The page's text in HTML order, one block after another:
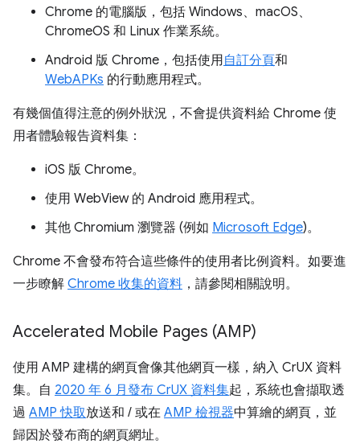
Chrome 的電腦版，包括 Windows、macOS、
ChromeOS 和 Linux 作業系統。
Android 版 Chrome，包括使用自訂分頁和
WebAPKs 的行動應用程式。
有幾個值得注意的例外狀況，不會提供資料給 Chrome 使
用者體驗報告資料集：
iOS 版 Chrome。
使用 WebView 的 Android 應用程式。
其他 Chromium 瀏覽器 (例如 Microsoft Edge)。
Chrome 不會發布符合這些條件的使用者比例資料。如要進
一步瞭解 Chrome 收集的資料 ，請參閱相關說明。
Accelerated Mobile Pages (AMP)
使用 AMP 建構的網頁會像其他網頁一樣，納入 CrUX 資料
集。自 2020 年 6 月發布 CrUX 資料集起，系統也會擷取透
過 AMP 快取放送和 / 或在 AMP 檢視器中算繪的網頁，並
歸因於發布商的網頁網址。